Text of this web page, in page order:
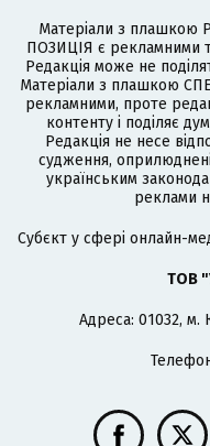
Матеріали з плашкою
ПОЗИЦІЯ є рекламними
Редакція може не
Матеріали з плашкою
рекламними, проте
контенту і поділяє
Редакція не несе
судження,
українським
реклами
Cубєкт у сфері онлайн-
ТОВ
Адреса: 01032, м.